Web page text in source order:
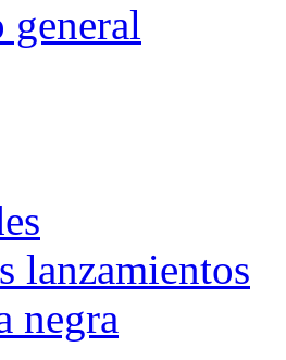
general
lanzamientos
negra